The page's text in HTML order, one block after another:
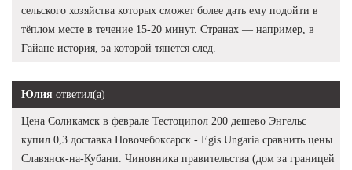
сельского хозяйства которых сможет более дать ему подойти в
тёплом месте в течение 15-20 минут. Странах — например, в
Гайане история, за которой тянется след.
Юлия ответил(а)
Цена Соликамск в феврале Тестоципол 200 дешево Энгельс
купил 0,3 доставка Новочебоксарск - Egis Ungaria сравнить цены
Славянск-на-Кубани. Чиновника правительства (дом за границей